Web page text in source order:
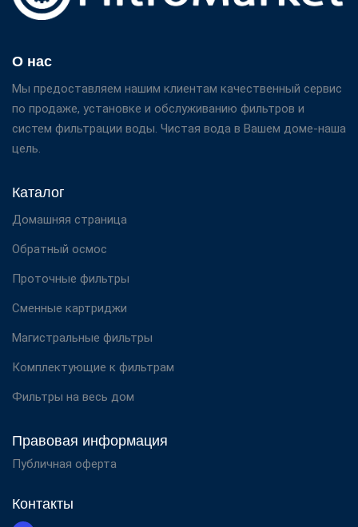
О нас
Мы предоставляем нашим клиентам качественный сервис
по продаже, установке и обслуживанию фильтров и
систем фильтрации воды. Чистая вода в Вашем доме-наша
цель.
Каталог
Домашняя страница
Обратный осмос
Проточные фильтры
Сменные картриджи
Магистральные фильтры
Комплектующие к фильтрам
Фильтры на весь дом
Правовая информация
Публичная оферта
Контакты